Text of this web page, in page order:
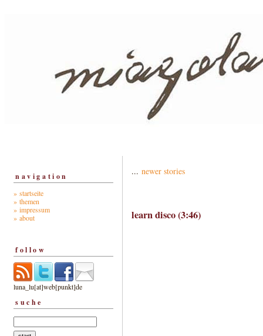
navigation
» startseite
» themen
» impressum
» about
follow
luna_lu[at]web[punkt]de
suche
... newer stories
learn disco (3:46)